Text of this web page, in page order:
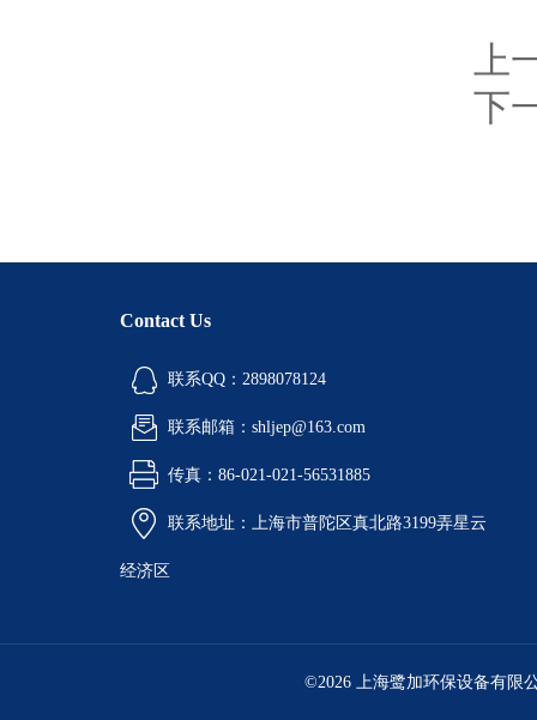
上
下
Contact Us
联系QQ：2898078124
联系邮箱：shljep@163.com
传真：86-021-021-56531885
联系地址：上海市普陀区真北路3199弄星云
经济区
©2026 上海鹭加环保设备有限